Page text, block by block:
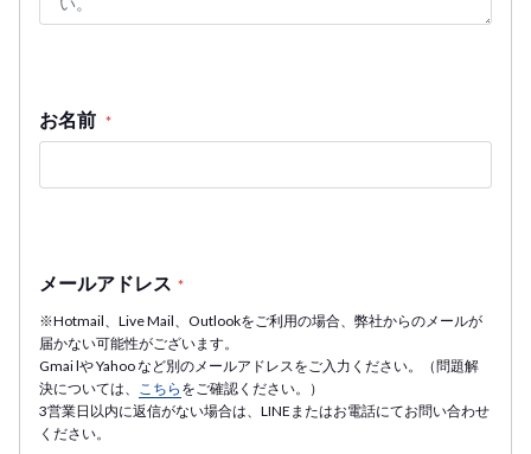
お名前 *
メールアドレス *
※Hotmail、Live Mail、Outlookをご利用の場合、弊社からのメールが
届かない可能性がございます。
Gmai lや Yahoo など別のメールアドレスをご入力ください。（問題解
決については、
こちら をご確認ください。）
3営業日以内に返信がない場合は、LINEまたはお電話にてお問い合わせ
ください。